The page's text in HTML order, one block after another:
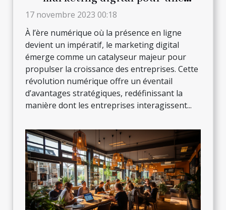
entreprise ?
17 novembre 2023 00:18
À l’ère numérique où la présence en ligne
devient un impératif, le marketing digital
émerge comme un catalyseur majeur pour
propulser la croissance des entreprises. Cette
révolution numérique offre un éventail
d’avantages stratégiques, redéfinissant la
manière dont les entreprises interagissent...